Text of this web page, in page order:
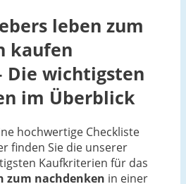
leben zum
kaufen
Die wichtigsten
im Überblick
hochwertige Checkliste
finden Sie die unserer
Kaufkriterien für das
zum nachdenken in einer